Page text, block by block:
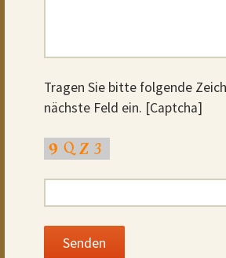
Tragen Sie bitte folgende
nächste Feld ein. [Captcha]